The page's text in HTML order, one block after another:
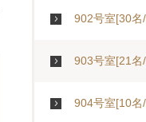
902号室[30名
903号室[21名
904号室[10名